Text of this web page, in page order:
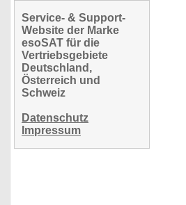
Service- & Support-
Website der Marke
esoSAT für die
Vertriebsgebiete
Deutschland,
Österreich und
Schweiz
Datenschutz
Impressum